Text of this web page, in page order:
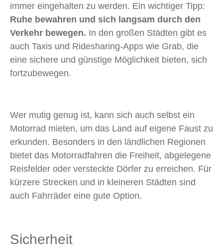
immer eingehalten zu werden. Ein wichtiger Tipp:
Ruhe bewahren und sich langsam durch den
Verkehr bewegen. In den großen Städten gibt es
auch Taxis und Ridesharing-Apps wie Grab, die
eine sichere und günstige Möglichkeit bieten, sich
fortzubewegen.
Wer mutig genug ist, kann sich auch selbst ein
Motorrad mieten, um das Land auf eigene Faust zu
erkunden. Besonders in den ländlichen Regionen
bietet das Motorradfahren die Freiheit, abgelegene
Reisfelder oder versteckte Dörfer zu erreichen. Für
kürzere Strecken und in kleineren Städten sind
auch Fahrräder eine gute Option.
Sicherheit